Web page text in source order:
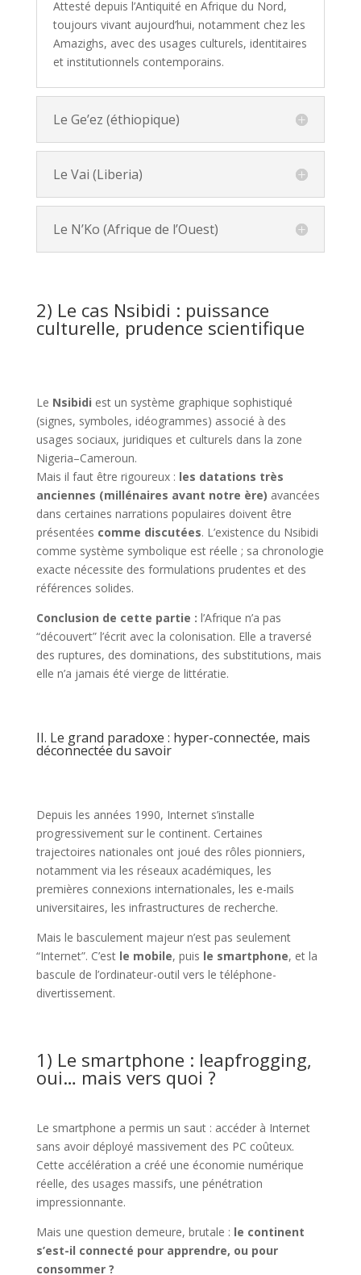
Attesté depuis l’Antiquité en Afrique du Nord,
toujours vivant aujourd’hui, notamment chez les
Amazighs, avec des usages culturels, identitaires
et institutionnels contemporains.
Le Ge’ez (éthiopique)
Le Vai (Liberia)
Le N’Ko (Afrique de l’Ouest)
2) Le cas Nsibidi : puissance
culturelle, prudence scientifique
Le Nsibidi est un système graphique sophistiqué
(signes, symboles, idéogrammes) associé à des
usages sociaux, juridiques et culturels dans la zone
Nigeria–Cameroun.
Mais il faut être rigoureux : les datations très
anciennes (millénaires avant notre ère) avancées
dans certaines narrations populaires doivent être
présentées comme discutées. L’existence du Nsibidi
comme système symbolique est réelle ; sa chronologie
exacte nécessite des formulations prudentes et des
références solides.
Conclusion de cette partie : l’Afrique n’a pas
“découvert” l’écrit avec la colonisation. Elle a traversé
des ruptures, des dominations, des substitutions, mais
elle n’a jamais été vierge de littératie.
II. Le grand paradoxe : hyper-connectée, mais
déconnectée du savoir
Depuis les années 1990, Internet s’installe
progressivement sur le continent. Certaines
trajectoires nationales ont joué des rôles pionniers,
notamment via les réseaux académiques, les
premières connexions internationales, les e-mails
universitaires, les infrastructures de recherche.
Mais le basculement majeur n’est pas seulement
“Internet”. C’est le mobile, puis le smartphone, et la
bascule de l’ordinateur-outil vers le téléphone-
divertissement.
1) Le smartphone : leapfrogging,
oui… mais vers quoi ?
Le smartphone a permis un saut : accéder à Internet
sans avoir déployé massivement des PC coûteux.
Cette accélération a créé une économie numérique
réelle, des usages massifs, une pénétration
impressionnante.
Mais une question demeure, brutale : le continent
s’est-il connecté pour apprendre, ou pour
consommer ?